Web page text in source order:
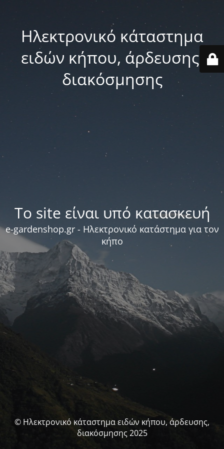
Ηλεκτρονικό κάταστημα
ειδών κήπου, άρδευσης,
διακόσμησης
Το site είναι υπό κατασκευή
e-gardenshop.gr - Ηλεκτρονικό κατάστημα για τον
κήπο
© Ηλεκτρονικό κάταστημα ειδών κήπου, άρδευσης,
διακόσμησης 2025